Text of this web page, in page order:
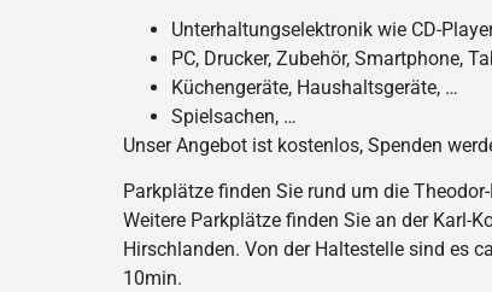
Unterhaltungselektronik wie CD-
PC, Drucker, Zubehör, Smartphone,
Küchengeräte, Haushaltsgeräte, …
Spielsachen, …
Unser Angebot ist kostenlos, Spenden
Parkplätze finden Sie rund um die
Weitere Parkplätze finden Sie an der Karl-
Hirschlanden. Von der Haltestelle sind es
10min.